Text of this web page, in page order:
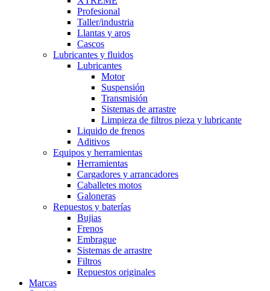
Profesional
Taller/industria
Llantas y aros
Cascos
Lubricantes y fluidos
Lubricantes
Motor
Suspensión
Transmisión
Sistemas de arrastre
Limpieza de filtros pieza y lubricante
Liquido de frenos
Aditivos
Equipos y herramientas
Herramientas
Cargadores y arrancadores
Caballetes motos
Galoneras
Repuestos y baterías
Bujias
Frenos
Embrague
Sistemas de arrastre
Filtros
Repuestos originales
Marcas